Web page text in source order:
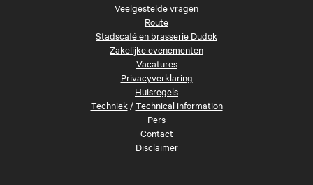
Veelgestelde vragen
Route
Stadscafé en brasserie Dudok
Zakelijke evenementen
Vacatures
Privacyverklaring
Huisregels
Techniek/Technical information
Pers
Contact
Disclaimer